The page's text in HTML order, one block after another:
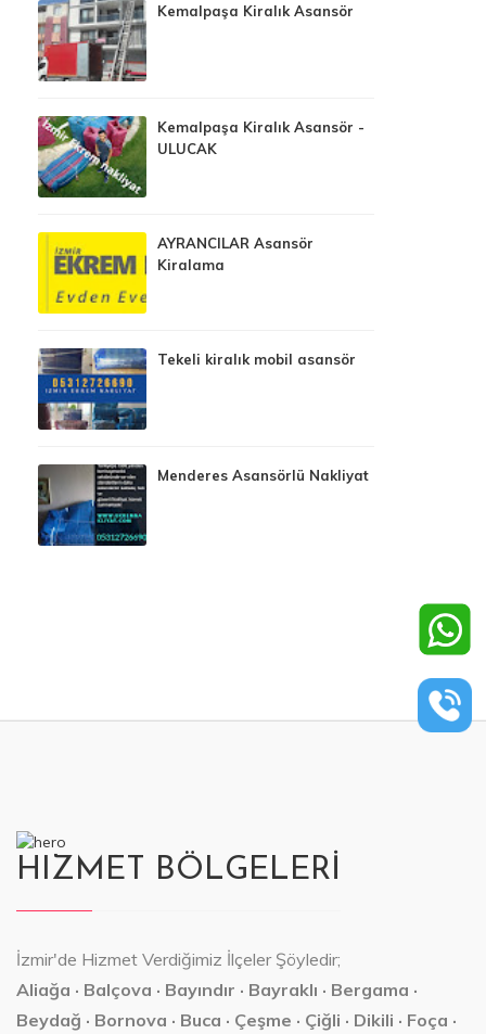
Kemalpaşa Kiralık Asansör
Kemalpaşa Kiralık Asansör -
ULUCAK
AYRANCILAR Asansör
Kiralama
Tekeli kiralık mobil asansör
Menderes Asansörlü Nakliyat
HIZMET BÖLGELERİ
İzmir'de Hizmet Verdiğimiz İlçeler Şöyledir;
Aliağa · Balçova · Bayındır · Bayraklı · Bergama ·
Beydağ · Bornova · Buca · Çeşme · Çiğli · Dikili · Foça ·